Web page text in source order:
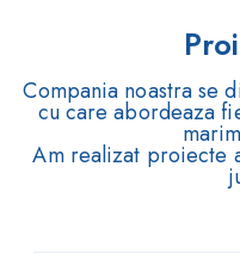
Compania noastra se
cu care abordeaza
Am realizat proiecte